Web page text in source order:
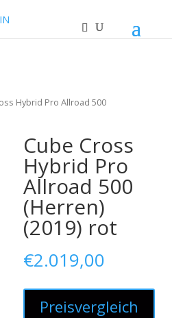
Hybrid Pro Allroad 500
Cube Cross
Hybrid Pro
Allroad 500
(Herren)
(2019) rot
€2.019,00
Preisvergleich